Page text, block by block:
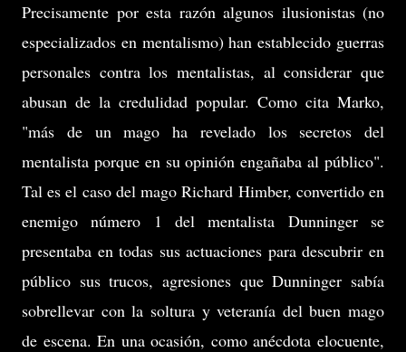
Precisamente por esta razón algunos ilusionistas (no
especializados en mentalismo) han establecido guerras
personales contra los mentalistas, al considerar que
abusan de la credulidad popular. Como cita Marko,
"más de un mago ha revelado los secretos del
mentalista porque en su opinión engañaba al público".
Tal es el caso del mago Richard Himber, convertido en
enemigo número 1 del mentalista Dunninger se
presentaba en todas sus actuaciones para descubrir en
público sus trucos, agresiones que Dunninger sabía
sobrellevar con la soltura y veteranía del buen mago
de escena. En una ocasión, como anécdota elocuente,